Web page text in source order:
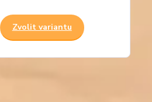
Zvolit variantu